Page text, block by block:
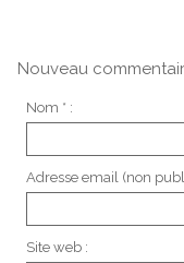
Nouveau
Nom * :
Adresse email (non
Site web :